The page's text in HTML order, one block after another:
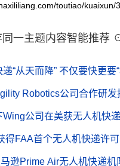
toutiao/kuaixun/
一主题内容智能推荐
“从天而降” 不仅要快更要“
Robotics公司合作研
Wing公司在美获无人机快
得FAA首个无人机快递许
逊Prime Air无人机快递机